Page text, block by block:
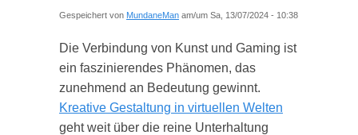
Gespeichert von MundaneMan am/um Sa, 13/07/2024 - 10:38
Die Verbindung von Kunst und Gaming ist
ein faszinierendes Phänomen, das
zunehmend an Bedeutung gewinnt.
Kreative Gestaltung in virtuellen Welten
geht weit über die reine Unterhaltung